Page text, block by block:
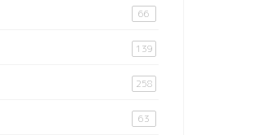
66
139
258
63